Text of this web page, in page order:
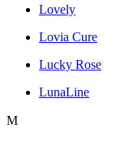
Lovely
Lovia Cure
Lucky Rose
LunaLine
M